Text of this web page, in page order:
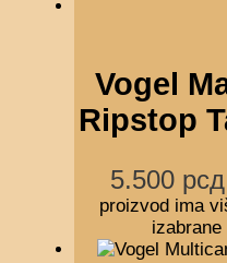
Vogel
Ripstop
5.500 рсд
proizvod ima